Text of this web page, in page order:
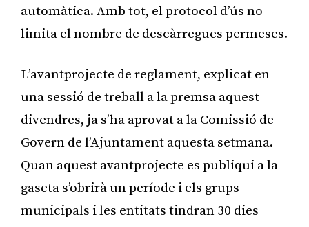
automàtica. Amb tot, el protocol d’ús no
limita el nombre de descàrregues permeses.
L’avantprojecte de reglament, explicat en
una sessió de treball a la premsa aquest
divendres, ja s’ha aprovat a la Comissió de
Govern de l’Ajuntament aquesta setmana.
Quan aquest avantprojecte es publiqui a la
gaseta s’obrirà un període i els grups
municipals i les entitats tindran 30 dies